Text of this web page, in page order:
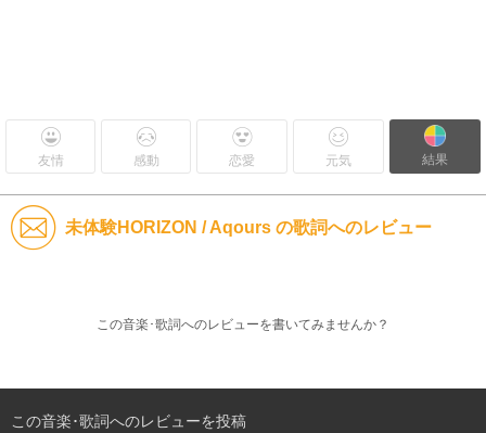
友情 感動 恋愛 元気 結果
未体験HORIZON / Aqours の歌詞へのレビュー
この音楽･歌詞へのレビューを書いてみませんか？
この音楽･歌詞へのレビューを投稿